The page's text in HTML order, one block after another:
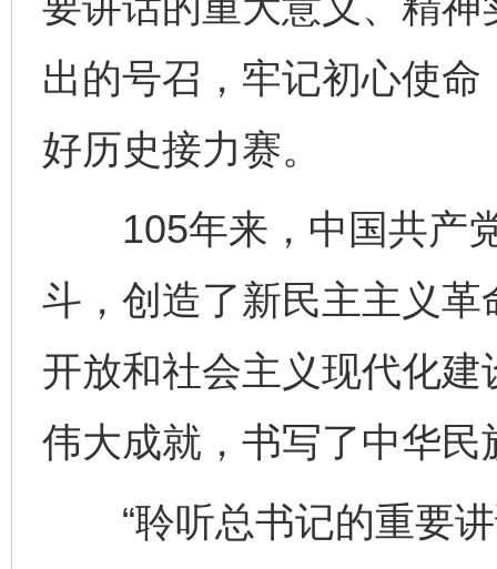
出的号召，牢记初心使
好历史接力赛。
105年来，中国共产党
斗，创造了新民主主义
开放和社会主义现代化
伟大成就，书写了中华
“聆听总书记的重要讲